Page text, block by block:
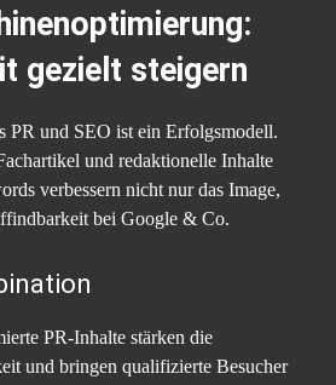
gezielt steigern
PR und SEO ist ein Erfolgsmodell.
und redaktionelle Inhalte
verbessern nicht nur das Image,
bei Google & Co.
PR-Inhalte stärken die
und bringen qualifizierte Besucher